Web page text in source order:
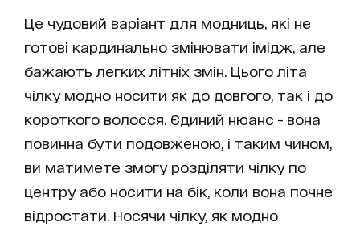
Це чудовий варіант для модниць, які не
готові кардинально змінювати імідж, але
бажають легких літніх змін. Цього літа
чілку модно носити як до довгого, так і до
короткого волосся. Єдиний нюанс - вона
повинна бути подовженою, і таким чином,
ви матимете змогу розділяти чілку по
центру або носити на бік, коли вона почне
відростати. Носячи чілку, як модно